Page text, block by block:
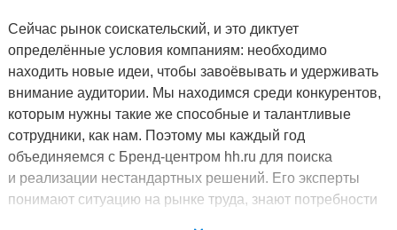
Сейчас рынок соискательский, и это диктует
определённые условия компаниям: необходимо
находить новые идеи, чтобы завоёвывать и удерживать
внимание аудитории. Мы находимся среди конкурентов,
которым нужны такие же способные и талантливые
сотрудники, как нам. Поэтому мы каждый год
объединяемся с Бренд-центром hh.ru для поиска
и реализации нестандартных решений. Его эксперты
понимают ситуацию на рынке труда, знают потребности